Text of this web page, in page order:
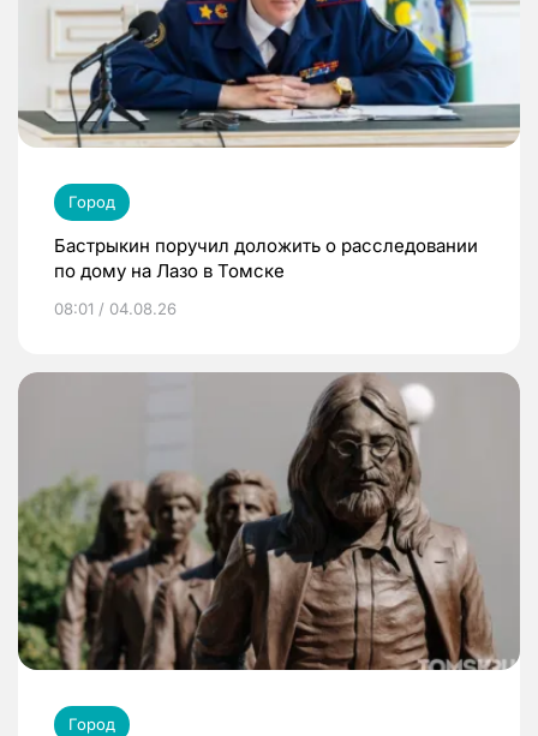
Город
Бастрыкин поручил доложить о расследовании
по дому на Лазо в Томске
08:01 / 04.08.26
Город